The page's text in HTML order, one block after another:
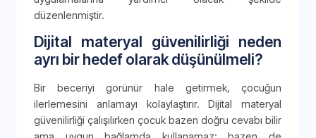
düzenlenmiştir.
Dijital materyal güvenilirliği neden
ayrı bir hedef olarak düşünülmeli?
Bir beceriyi görünür hale getirmek, çocuğun
ilerlemesini anlamayı kolaylaştırır. Dijital materyal
güvenilirliği çalışılırken çocuk bazen doğru cevabı bilir